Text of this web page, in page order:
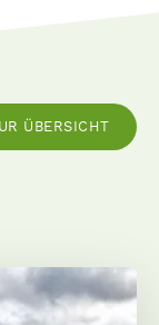
ÜBERSICHT